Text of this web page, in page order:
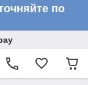
по